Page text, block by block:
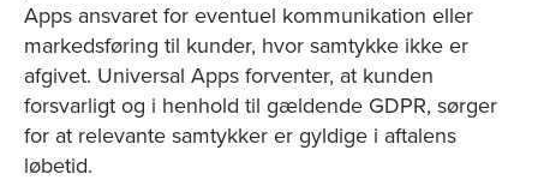
Apps ansvaret for eventuel kommunikation eller
markedsføring til kunder, hvor samtykke ikke er
afgivet. Universal Apps forventer, at kunden
forsvarligt og i henhold til gældende GDPR, sørger
for at relevante samtykker er gyldige i aftalens
løbetid.